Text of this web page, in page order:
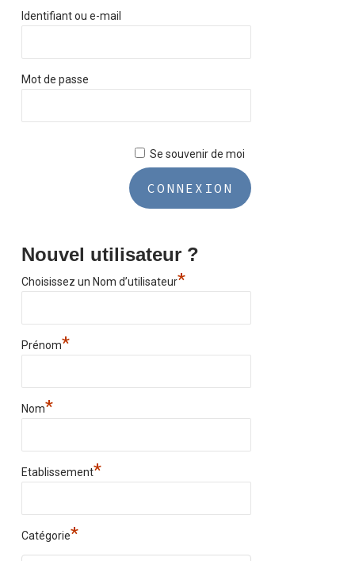
Identifiant ou e-mail
Mot de passe
Se souvenir de moi
Nouvel utilisateur ?
Choisissez un Nom d’utilisateur*
Prénom*
Nom*
Etablissement*
Catégorie*